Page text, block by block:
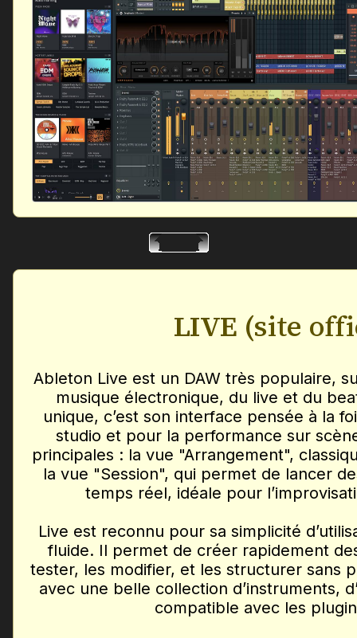
LIVE (site
Ableton Live est un DAW très populaire,
musique électronique, du live et du
unique, c’est son interface pensée à la
studio et pour la performance sur
principales : la vue "Arrangement",
la vue "Session", qui permet de lancer
temps réel, idéale pour
Live est reconnu pour sa simplicité
fluide. Il permet de créer rapidement
tester, les modifier, et les structurer sans
avec une belle collection d’instruments,
compatible avec les